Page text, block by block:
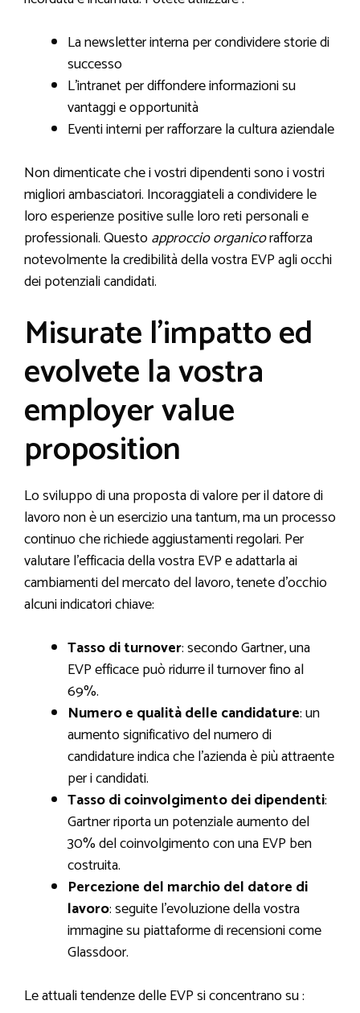
La newsletter interna per condividere storie di
successo
L’intranet per diffondere informazioni su
vantaggi e opportunità
Eventi interni per rafforzare la cultura aziendale
Non dimenticate che i vostri dipendenti sono i vostri
migliori ambasciatori. Incoraggiateli a condividere le
loro esperienze positive sulle loro reti personali e
professionali. Questoapproccio organicorafforza
notevolmente la credibilità della vostra EVP agli occhi
dei potenziali candidati.
Misurate l’impatto ed
evolvete la vostra
employer value
proposition
Lo sviluppo di una proposta di valore per il datore di
lavoro non è un esercizio una tantum, ma un processo
continuo che richiede aggiustamenti regolari. Per
valutare l’efficacia della vostra EVP e adattarla ai
cambiamenti del mercato del lavoro, tenete d’occhio
alcuni indicatori chiave:
Tasso di turnover: secondo Gartner, una
EVP efficace può ridurre il turnover fino al
69%.
Numero e qualità delle candidature: un
aumento significativo del numero di
candidature indica che l’azienda è più attraente
per i candidati.
Tasso di coinvolgimento dei dipendenti:
Gartner riporta un potenziale aumento del
30% del coinvolgimento con una EVP ben
costruita.
Percezione del marchio del datore di
lavoro: seguite l’evoluzione della vostra
immagine su piattaforme di recensioni come
Glassdoor.
Le attuali tendenze delle EVP si concentrano su :